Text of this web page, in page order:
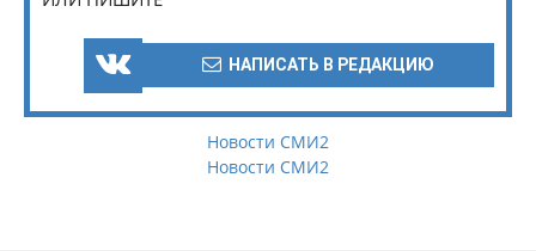
НАПИСАТЬ В РЕДАКЦИЮ
Новости СМИ2
Новости СМИ2